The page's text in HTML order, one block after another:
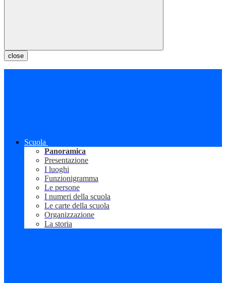
close
Scuola
Panoramica
Presentazione
I luoghi
Funzionigramma
Le persone
I numeri della scuola
Le carte della scuola
Organizzazione
La storia